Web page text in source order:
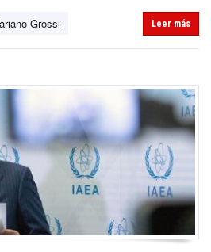
Grossi Leer más